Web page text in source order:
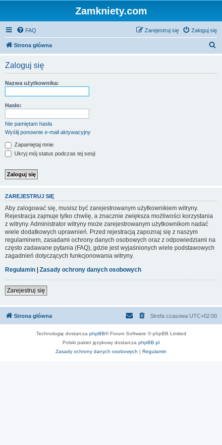
Zamkniety.com
FAQ Zaloguj się
Zarejestruj się
Strona główna
Zaloguj się
Nazwa użytkownika:
Hasło:
Nie pamiętam hasła
Wyślij ponownie e-mail aktywacyjny
Zapamiętaj mnie
Ukryj mój status podczas tej sesji
ZAREJESTRUJ SIĘ
Aby zalogować się, musisz być zarejestrowanym użytkownikiem witryny.
Rejestracja zajmuje tylko chwilę, a znacznie zwiększa możliwości korzystania
z witryny. Administrator witryny może zarejestrowanym użytkownikom nadać
wiele dodatkowych uprawnień. Przed rejestracją zapoznaj się z naszym
regulaminem, zasadami ochrony danych osobowych oraz z odpowiedziami na
często zadawane pytania (FAQ), gdzie jest wyjaśnionych wiele podstawowych
zagadnień dotyczących funkcjonowania witryny.
Regulamin | Zasady ochrony danych osobowych
Zarejestruj się
Strona główna Strefa czasowa UTC+02:00
Technologię dostarcza phpBB® Forum Software © phpBB Limited
Polski pakiet językowy dostarcza phpBB.pl
Zasady ochrony danych osobowych | Regulamin